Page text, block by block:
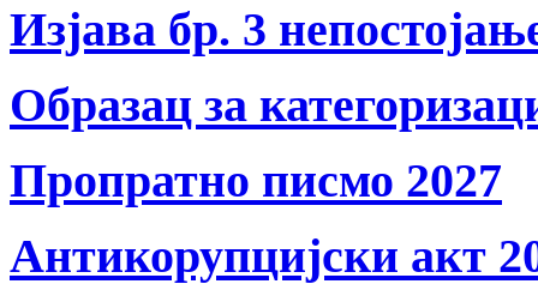
Изјава бр. 3
Образац за
Пропратно писмо 2027
Антикорупцијски акт